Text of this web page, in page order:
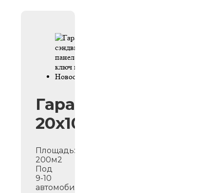
Гараж
20х10м
Площадь:
200м2
Под
9-10
автомобилей.